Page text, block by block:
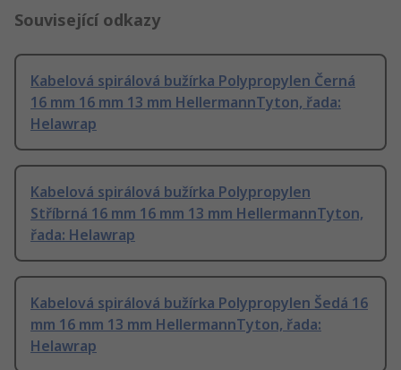
Související odkazy
Kabelová spirálová bužírka Polypropylen Černá
16 mm 16 mm 13 mm HellermannTyton, řada:
Helawrap
Kabelová spirálová bužírka Polypropylen
Stříbrná 16 mm 16 mm 13 mm HellermannTyton,
řada: Helawrap
Kabelová spirálová bužírka Polypropylen Šedá 16
mm 16 mm 13 mm HellermannTyton, řada:
Helawrap